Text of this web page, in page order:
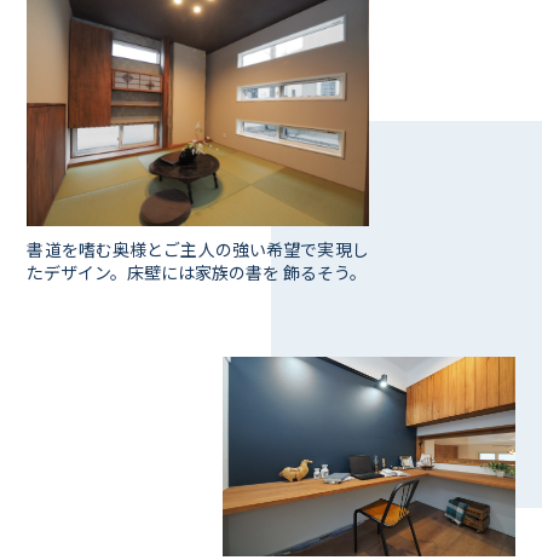
書道を嗜む奥様とご主人の強い希望で実現し
たデザイン。床壁には家族の書を 飾るそう。